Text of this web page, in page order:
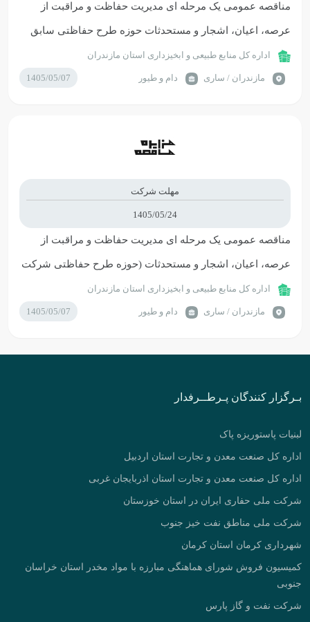
مناقصه عمومی یک مرحله ای مدیریت حفاظت و مراقبت از
عرصه، اعیان، اشجار و مستحدثات حوزه طرح حفاظتی سابق
شرکت چوب و كاغذ
اداره کل منابع طبیعی و ابخیزداری استان مازندران
مازندران / ساری دام و طیور 1405/05/07
مهلت شرکت
1405/05/24
مناقصه عمومی یک مرحله ای مدیریت حفاظت و مراقبت از
عرصه، اعیان، اشجار و مستحدثات (حوزه طرح حفاظتی شرکت
نقيب ده)اداره کل منابع طبیعی و ابخیزداری استان مازندران
مازندران / ساری دام و طیور 1405/05/07
بـرگزار کنندگان پـرطــرفدار
لبنیات پاستوریزه پاک
اداره کل صنعت معدن و تجارت استان اردبیل
اداره کل صنعت معدن و تجارت استان اذربایجان غربی
شرکت ملی حفاری ایران در استان خوزستان
شرکت ملی مناطق نفت خیز جنوب
شهرداری کرمان استان کرمان
کمیسیون فروش شورای هماهنگی مبارزه با مواد مخدر استان خراسان
جنوبی
شرکت نفت و گاز پارس